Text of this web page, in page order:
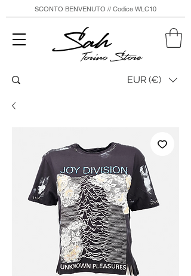
Sah
Torino Store
SCONTO BENVENUTO // Codice WLC10
EUR (€)